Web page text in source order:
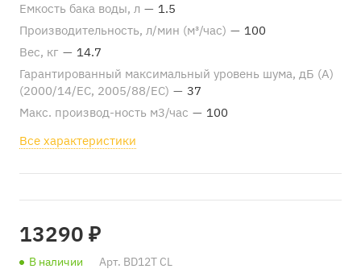
Емкость бака воды, л — 1.5
Производительность, л/мин (м³/час) — 100
Вес, кг — 14.7
Гарантированный максимальный уровень шума, дБ (А)
(2000/14/EC, 2005/88/EC) — 37
Макс. производ-ность м3/час — 100
Все характеристики
13290 ₽
В наличии Арт. BD12T CL